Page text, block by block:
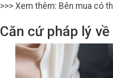
>>> Xem thêm: Bên mua có
Căn cứ pháp lý